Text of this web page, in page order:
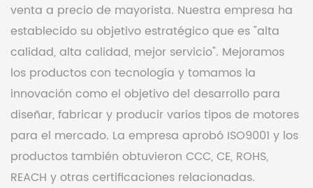
venta a precio de mayorista. Nuestra empresa ha
establecido su objetivo estratégico que es "alta
calidad, alta calidad, mejor servicio". Mejoramos
los productos con tecnología y tomamos la
innovación como el objetivo del desarrollo para
diseñar, fabricar y producir varios tipos de motores
para el mercado. La empresa aprobó ISO9001 y los
productos también obtuvieron CCC, CE, ROHS,
REACH y otras certificaciones relacionadas.